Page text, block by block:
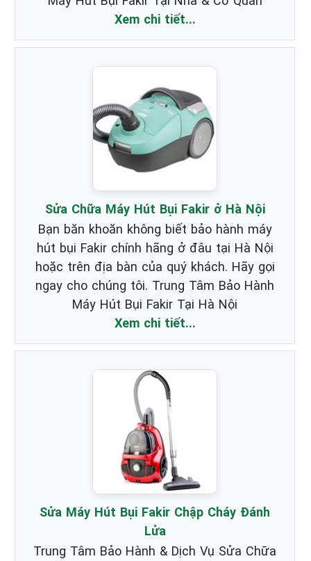
Xem chi tiết...
Sửa Chữa Máy Hút Bụi Fakir ở Hà Nội
Bạn băn khoăn không biết bảo hành máy
hút bụi Fakir chính hãng ở đâu tại Hà Nội
hoặc trên địa bàn của quý khách. Hãy gọi
ngay cho chúng tôi. Trung Tâm Bảo Hành
Máy Hút Bụi Fakir Tại Hà Nội
Xem chi tiết...
Sửa Máy Hút Bụi Fakir Chập Cháy Đánh
Lửa
Trung Tâm Bảo Hành & Dịch Vụ Sửa Chữa